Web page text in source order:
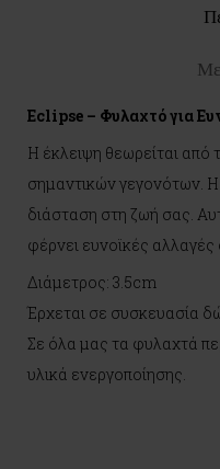
Eclipse – Φυλαχτό για
Η έκλειψη θεωρείται από
σημαντικών γεγονότων.
διάσταση στη ζωή σας.
φέρνει ευνοϊκές
Διάμετρος: 3.5cm
Έρχεται σε συσκευασία
Σε όλα μας τα φυλαχτά
υλικά ενεργοποίησης.